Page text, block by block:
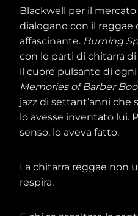
Blackwell per il
dialogano con il reggae
affascinante. Burning
con le parti di chitarra
il cuore pulsante di ogni
Memories of Barber
jazz di settant’anni che
lo avesse inventato lui.
senso, lo aveva fatto.
La chitarra reggae non
respira.